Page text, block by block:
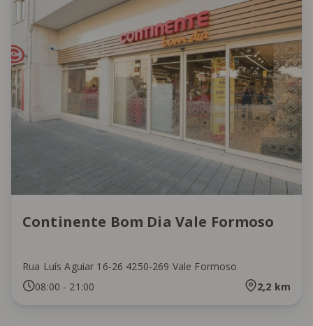
Continente Bom Dia Vale Formoso
Rua Luís Aguiar 16-26 4250-269 Vale Formoso
08:00 - 21:00 2,2 km